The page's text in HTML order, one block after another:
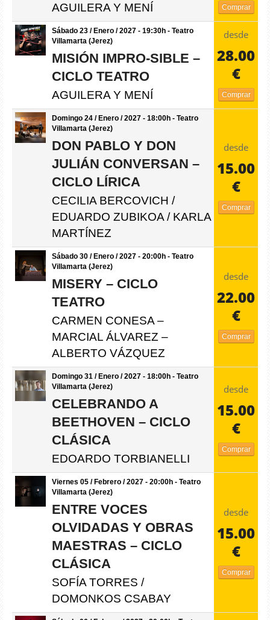
AGUILERA Y MENÍ Comprar
Sábado 23 / Enero / 2027 - 19:30h - Teatro
Villamarta (Jerez)
MISIÓN IMPRO-SIBLE –
CICLO TEATRO
AGUILERA Y MENÍ
desde
28.00
€
Comprar
Domingo 24 / Enero / 2027 - 18:00h - Teatro
Villamarta (Jerez)
DON PABLO Y DON
JULIÁN CONVERSAN –
CICLO LÍRICA
CECILIA BERCOVICH /
EDUARDO ZUBIKOA / KARLA
MARTÍNEZ
desde
15.00
€
Comprar
Sábado 30 / Enero / 2027 - 20:00h - Teatro
Villamarta (Jerez)
MISERY – CICLO
TEATRO
CARMEN CONESA –
MARCIAL ÁLVAREZ –
ALBERTO VÁZQUEZ
desde
22.00
€
Comprar
Domingo 31 / Enero / 2027 - 18:00h - Teatro
Villamarta (Jerez)
CELEBRANDO A
BEETHOVEN – CICLO
CLÁSICA
EDOARDO TORBIANELLI
desde
15.00
€
Comprar
Viernes 05 / Febrero / 2027 - 20:00h - Teatro
Villamarta (Jerez)
ENTRE VOCES
OLVIDADAS Y OBRAS
MAESTRAS – CICLO
CLÁSICA
SOFÍA TORRES /
DOMONKOS CSABAY
desde
15.00
€
Comprar